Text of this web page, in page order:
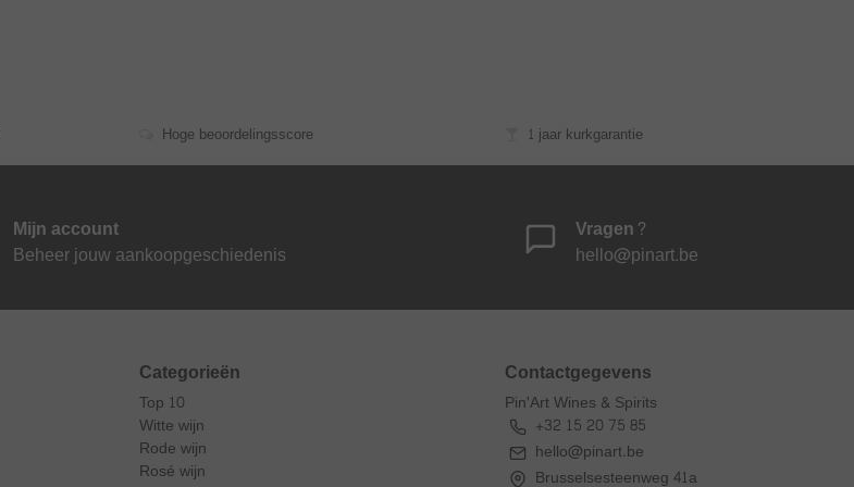
Hoge beoordelingsscore 1 jaar kurkgarantie
Mijn account
Beheer jouw aankoopgeschiedenis
Vragen?
hello@pinart.be
Categorieën
Top 10
Witte wijn
Rode wijn
Rosé wijn
Contactgegevens
Pin'Art Wines & Spirits
+32 15 20 75 85
hello@pinart.be
Brusselsesteenweg 41a